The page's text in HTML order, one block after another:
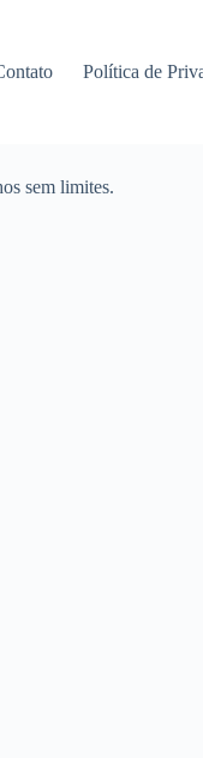
Política de
sem limites.